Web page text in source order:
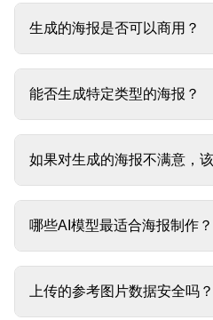
生成的海报是否可以商用？
能否生成特定类型的海报？
如果对生成的海报不满意，
哪些AI模型最适合海报制作？
上传的参考图片数据安全吗？